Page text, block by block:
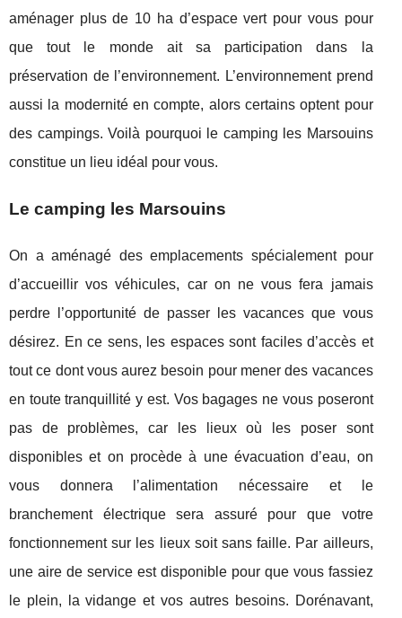
aménager plus de 10 ha d’espace vert pour vous pour
que tout le monde ait sa participation dans la
préservation de l’environnement. L’environnement prend
aussi la modernité en compte, alors certains optent pour
des campings. Voilà pourquoi le camping les Marsouins
constitue un lieu idéal pour vous.
Le camping les Marsouins
On a aménagé des emplacements spécialement pour
d’accueillir vos véhicules, car on ne vous fera jamais
perdre l’opportunité de passer les vacances que vous
désirez. En ce sens, les espaces sont faciles d’accès et
tout ce dont vous aurez besoin pour mener des vacances
en toute tranquillité y est. Vos bagages ne vous poseront
pas de problèmes, car les lieux où les poser sont
disponibles et on procède à une évacuation d’eau, on
vous donnera l’alimentation nécessaire et le
branchement électrique sera assuré pour que votre
fonctionnement sur les lieux soit sans faille. Par ailleurs,
une aire de service est disponible pour que vous fassiez
le plein, la vidange et vos autres besoins. Dorénavant,